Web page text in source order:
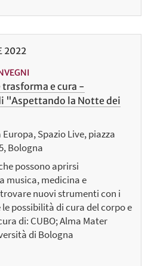
2022
trasforma e cura -
"Aspettando la Notte dei
Europa, Spazio Live, piazza
Bologna​
possono aprirsi
musica, medicina e
nuovi strumenti con i
possibilità di cura del corpo e
di: CUBO; Alma Mater
di Bologna